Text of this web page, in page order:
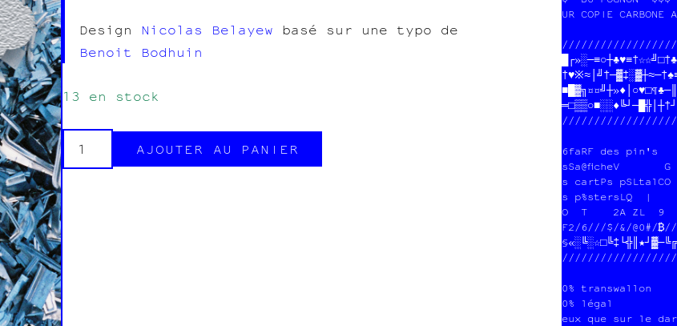
UR COPIE CARBONE
fait des pin's
s affiches
s cartes
s posters
○ •
0%
0%
eux que sur le
Design Nicolas Belayew basé sur une typo de
Benoit Bodhuin
13 en stock
quantité
AJOUTER AU PANIER